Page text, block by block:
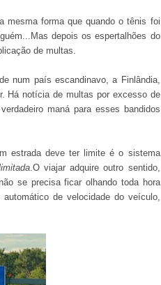
mesma forma que quando o tênis foi
depois os espertalhões do
de multas.
num país escandinavo, a Finlândia,
Há notícia de multas por excesso de
maná para esses bandidos
estrada deve ter limite é o sistema
.O viajar adquire outro sentido,
se precisa ficar olhando toda hora
de velocidade do veículo,